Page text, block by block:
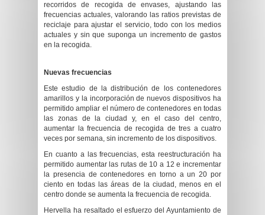
recorridos de recogida de envases, ajustando las
frecuencias actuales, valorando las ratios previstas de
reciclaje para ajustar el servicio, todo con los medios
actuales y sin que suponga un incremento de gastos
en la recogida.
Nuevas frecuencias
Este estudio de la distribución de los contenedores
amarillos y la incorporación de nuevos dispositivos ha
permitido ampliar el número de contenedores en todas
las zonas de la ciudad y, en el caso del centro,
aumentar la frecuencia de recogida de tres a cuatro
veces por semana, sin incremento de los dispositivos.
En cuanto a las frecuencias, esta reestructuración ha
permitido aumentar las rutas de 10 a 12e incrementar
la presencia de contenedores en torno a un 20 por
ciento en todas las áreas de la ciudad, menos en el
centro donde se aumenta la frecuencia de recogida.
Hervella ha resaltado el esfuerzo del Ayuntamiento de